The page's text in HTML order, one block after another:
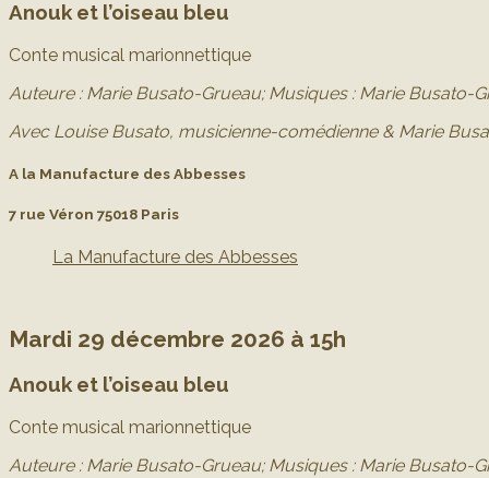
Anouk et l’oiseau bleu
Conte musical marionnettique
Auteure : Marie Busato-Grueau; Musiques : Marie Busato-
Avec Louise Busato, musicienne-comédienne & Marie
A la Manufacture des Abbesses
7 rue Véron 75018 Paris
La Manufacture des Abbesses
Mardi 29 décembre 2026 à 15h
Anouk et l’oiseau bleu
Conte musical marionnettique
Auteure : Marie Busato-Grueau; Musiques : Marie Busato-